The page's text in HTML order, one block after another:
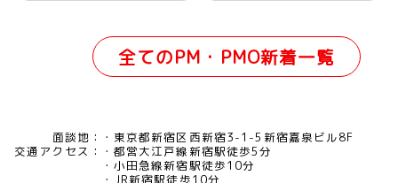
全てのPM・PMO新着一覧
面談地：
東京都新宿区西新宿3-1-5新宿嘉泉ビル8F
交通アクセス：
都営大江戸線新宿駅徒歩5分
小田急線新宿駅徒歩10分
JR新宿駅徒歩10分